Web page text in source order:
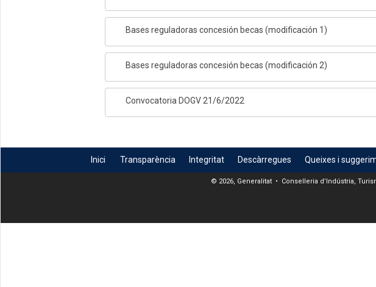
Bases reguladoras concesión becas (modificación 1)
Bases reguladoras concesión becas (modificación 2)
Convocatoria DOGV 21/6/2022
Inici Transparència Integritat Descàrregues Queixes i
© 2026, Generalitat • Conselleria d’Indústria,